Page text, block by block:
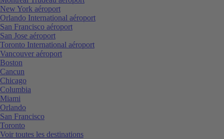
New York aéroport
Orlando International aéroport
San Francisco aéroport
San Jose aéroport
Toronto International aéroport
Vancouver aéroport
Boston
Cancun
Chicago
Columbia
Miami
Orlando
San Francisco
Toronto
Voir toutes les destinations